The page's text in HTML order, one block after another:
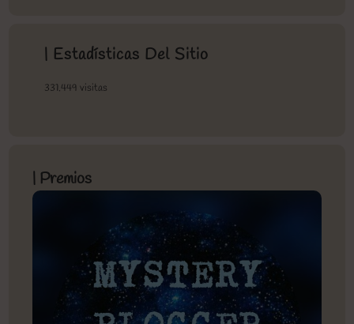
| Estadísticas Del Sitio
331.449 visitas
| Premios